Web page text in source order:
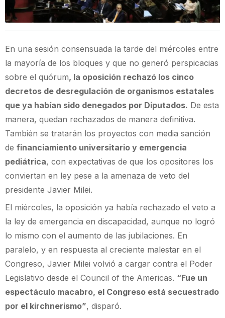
En una sesión consensuada la tarde del miércoles entre
la mayoría de los bloques y que no generó perspicacias
sobre el quórum, la oposición rechazó los cinco
decretos de desregulación de organismos estatales
que ya habían sido denegados por Diputados. De esta
manera, quedan rechazados de manera definitiva.
También se tratarán los proyectos con media sanción
de financiamiento universitario y emergencia
pediátrica, con expectativas de que los opositores los
conviertan en ley pese a la amenaza de veto del
presidente Javier Milei.
El miércoles, la oposición ya había rechazado el veto a
la ley de emergencia en discapacidad, aunque no logró
lo mismo con el aumento de las jubilaciones. En
paralelo, y en respuesta al creciente malestar en el
Congreso, Javier Milei volvió a cargar contra el Poder
Legislativo desde el Council of the Americas. “Fue un
espectáculo macabro, el Congreso está secuestrado
por el kirchnerismo”, disparó.